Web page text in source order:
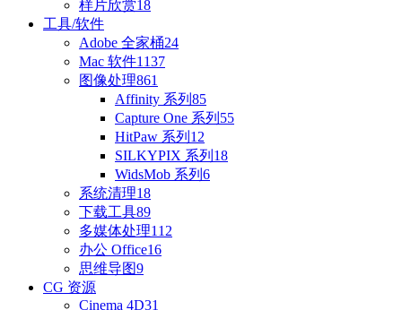
样片欣赏18
工具/软件
Adobe 全家桶24
Mac 软件1137
图像处理861
Affinity 系列 85
Capture One 系列 55
HitPaw 系列 12
SILKYPIX 系列 18
WidsMob 系列 6
系统清理18
下载工具89
多媒体处理112
办公 Office16
思维导图9
CG 资源
Cinema 4D31